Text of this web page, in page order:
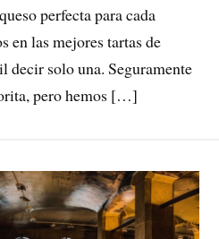
perfecta para cada
en las mejores tartas de
decir solo una. Seguramente
pero hemos […]